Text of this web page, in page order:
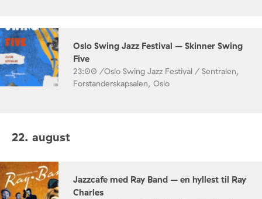
Oslo Swing Jazz Festival – Skinner Swing
Five
23:00 /Oslo Swing Jazz Festival / Sentralen,
Forstanderskapsalen, Oslo
22. august
Jazzcafe med Ray Band – en hyllest til Ray
Charles